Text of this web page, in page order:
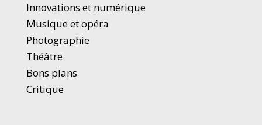
Innovations et numérique
Musique et opéra
Photographie
Théâtre
Bons plans
Critique